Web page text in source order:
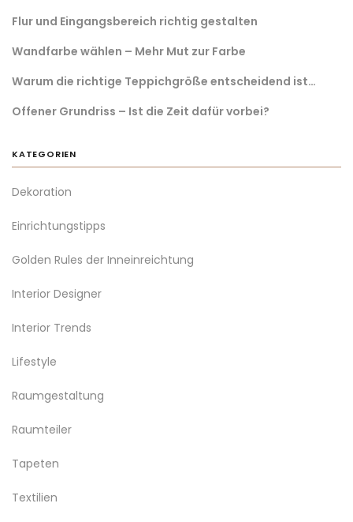
Flur und Eingangsbereich richtig gestalten
Wandfarbe wählen – Mehr Mut zur Farbe
Warum die richtige Teppichgröße entscheidend ist…
Offener Grundriss – Ist die Zeit dafür vorbei?
KATEGORIEN
Dekoration
Einrichtungstipps
Golden Rules der Inneinreichtung
Interior Designer
Interior Trends
Lifestyle
Raumgestaltung
Raumteiler
Tapeten
Textilien